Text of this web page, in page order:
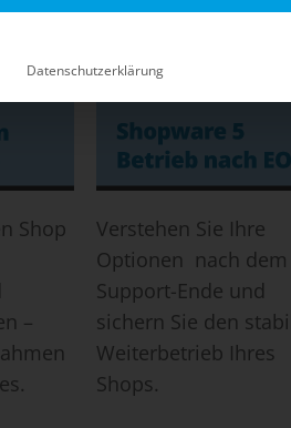
Shop
–
Verstehen Sie Ihre
Optionen nach dem
Support-Ende und
sichern Sie den
Weiterbetrieb Ihres
Shops.
Datenschutzerklärung